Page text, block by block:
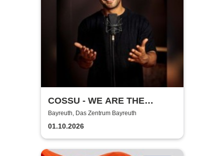
COSSU - WE ARE THE
GERMANS - Stand-Up
Comedy
Bayreuth, Das Zentrum Bayreuth
01.10.2026